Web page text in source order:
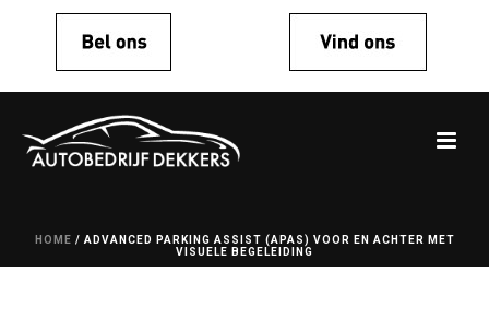
HOME / ADVANCED PARKING ASSIST (APAS) VOOR EN ACHTER MET
VISUELE BEGELEIDING